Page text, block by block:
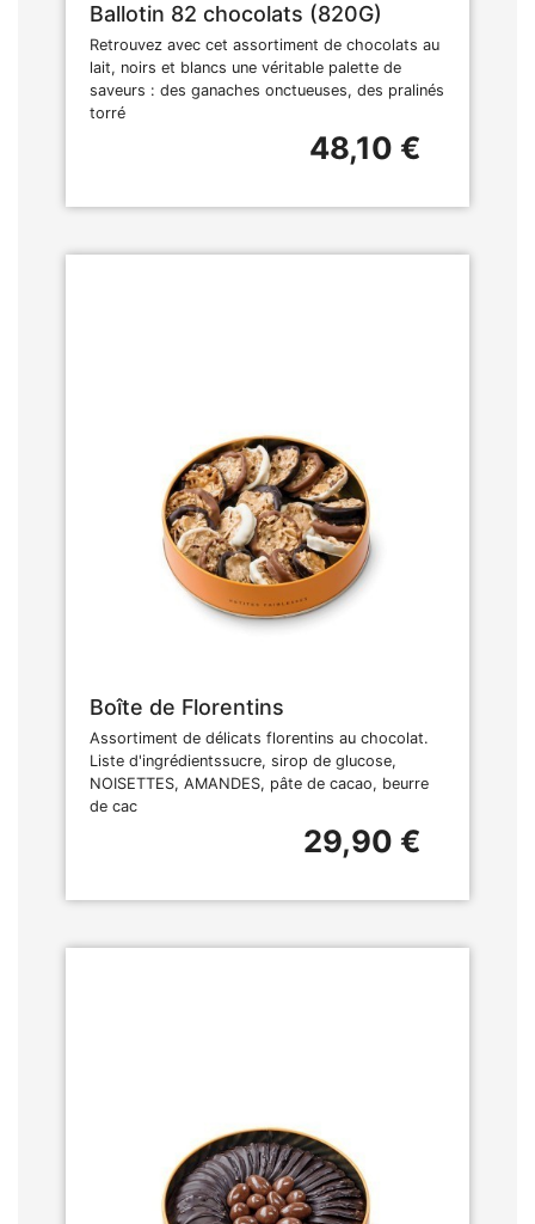
Ballotin 82 chocolats (820G)
Retrouvez avec cet assortiment de chocolats au
lait, noirs et blancs une véritable palette de
saveurs : des ganaches onctueuses, des pralinés
torré
48,10 €
Boîte de Florentins
Assortiment de délicats florentins au chocolat.
Liste d'ingrédientssucre, sirop de glucose,
NOISETTES, AMANDES, pâte de cacao, beurre
de cac
29,90 €